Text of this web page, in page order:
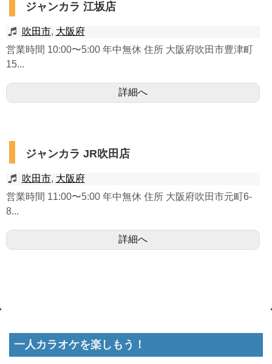
ジャンカラ 江坂店
吹田市, 大阪府
営業時間 10:00〜5:00 年中無休 住所 大阪府吹田市豊津町
15...
詳細へ
ジャンカラ JR吹田店
吹田市, 大阪府
営業時間 11:00〜5:00 年中無休 住所 大阪府吹田市元町6-
8...
詳細へ
一人カラオケを楽しもう！